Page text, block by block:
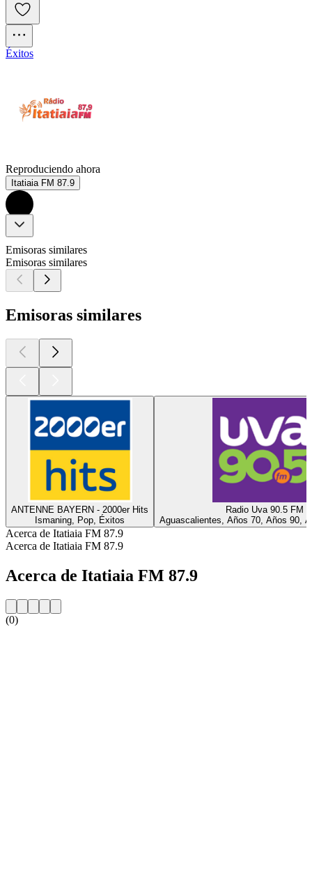
Éxitos
Reproduciendo ahora
Itatiaia FM 87.9
Emisoras similares
Emisoras similares
Emisoras similares
ANTENNE BAYERN - 2000er Hits
Ismaning, Pop, Éxitos
Radio Uva 90.5 FM
Aguascalientes, Años 70, Años 90,
Acerca de Itatiaia FM 87.9
Acerca de Itatiaia FM 87.9
Acerca de Itatiaia FM 87.9
(0)